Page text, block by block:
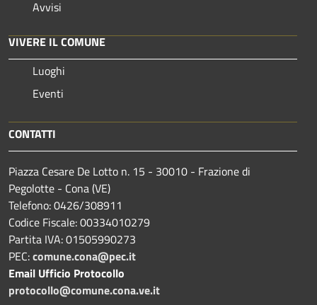
Avvisi
VIVERE IL COMUNE
Luoghi
Eventi
CONTATTI
Piazza Cesare De Lotto n. 15 - 30010 - Frazione di
Pegolotte - Cona (VE)
Telefono: 0426/308911
Codice Fiscale: 00334010279
Partita IVA: 01505990273
PEC:comune.cona@pec.it
Email Ufficio Protocollo
protocollo@comune.cona.ve.it